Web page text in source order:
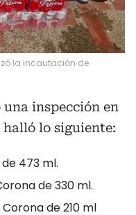
la incautación de
una inspección en
halló lo siguiente:
473 ml.
de 330 ml.
de 210 ml